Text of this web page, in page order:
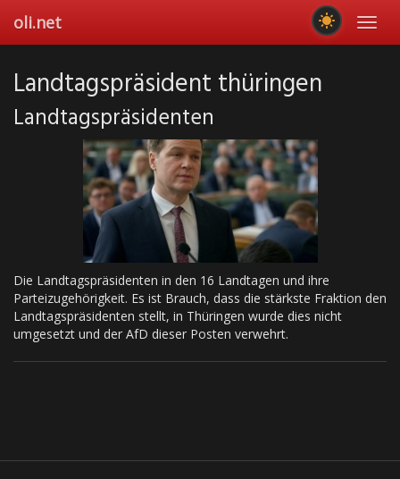
main
oli.net
Landtagspräsident thüringen
Landtagspräsidenten
Die Landtagspräsidenten in den 16 Landtagen und ihre
Parteizugehörigkeit. Es ist Brauch, dass die stärkste Fraktion den
Landtagspräsidenten stellt, in Thüringen wurde dies nicht
umgesetzt und der AfD dieser Posten verwehrt.